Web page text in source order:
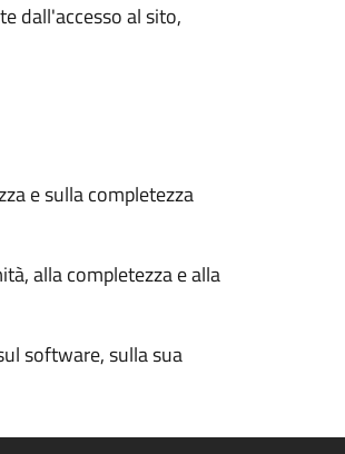
dall'accesso al sito,
e sulla completezza
alla completezza e alla
software, sulla sua